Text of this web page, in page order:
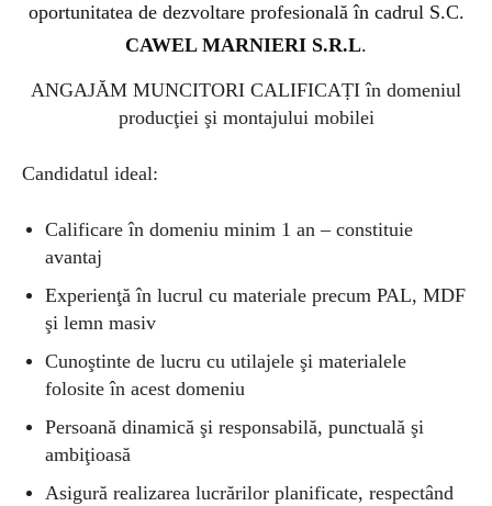
oportunitatea de dezvoltare profesională în cadrul S.C.
CAWEL MARNIERI S.R.L.
ANGAJĂM MUNCITORI CALIFICAṬIîn domeniul
producţiei şi montajului mobilei
Candidatul ideal:
Calificare în domeniu minim 1 an – constituie
avantaj
Experienţă în lucrul cu materiale precum PAL, MDF
şi lemn masiv
Cunoştinte de lucru cu utilajele şi materialele
folosite în acest domeniu
Persoană dinamică şi responsabilă, punctuală şi
ambiţioasă
Asigură realizarea lucrărilor planificate, respectând